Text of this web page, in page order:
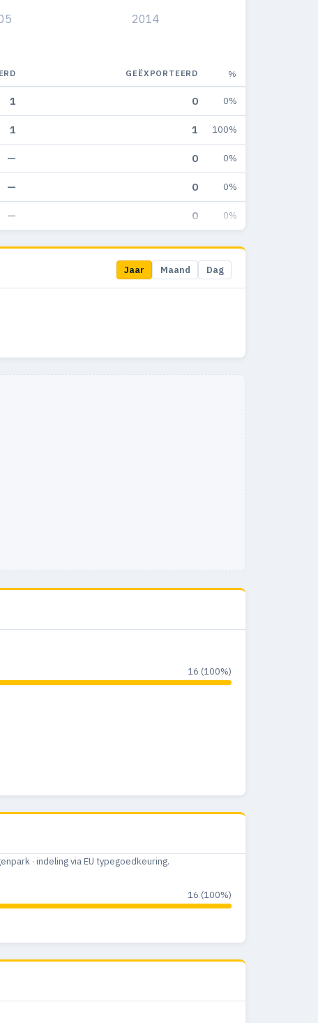
2014
GEËXPORTEERD %
1 0 0%
1 1 100%
— 0 0%
— 0 0%
— 0 0%
Jaar Maand Dag
16 (100%)
· indeling via EU typegoedkeuring.
16 (100%)